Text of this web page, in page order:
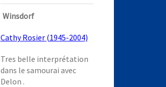
Winsdorf
Cathy Rosier (1945-2004)
Tres belle interprétation
dans le samourai avec
Delon .